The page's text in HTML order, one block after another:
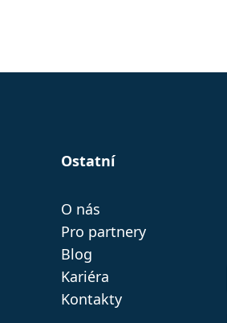
Ostatní
O nás
Pro partnery
Blog
Kariéra
Kontakty